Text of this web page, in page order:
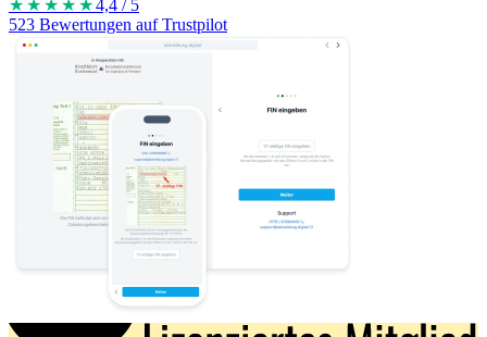
★★★★ ★4,4 / 5
523 Bewertungen auf Trustpilot